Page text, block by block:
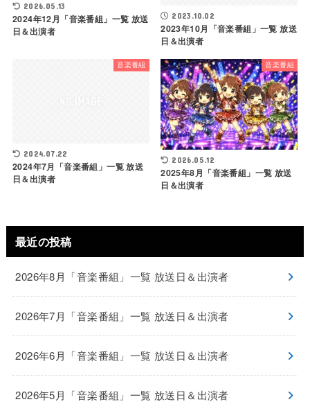
2026.05.13
2024年12月「音楽番組」一覧 放送
日＆出演者
2023.10.02
2023年10月「音楽番組」一覧 放送
日＆出演者
音楽番組
2024.07.22
2024年7月「音楽番組」一覧 放送
日＆出演者
音楽番組
2026.05.12
2025年8月「音楽番組」一覧 放送
日＆出演者
最近の投稿
2026年8月「音楽番組」一覧 放送日＆出演者
2026年7月「音楽番組」一覧 放送日＆出演者
2026年6月「音楽番組」一覧 放送日＆出演者
2026年5月「音楽番組」一覧 放送日＆出演者